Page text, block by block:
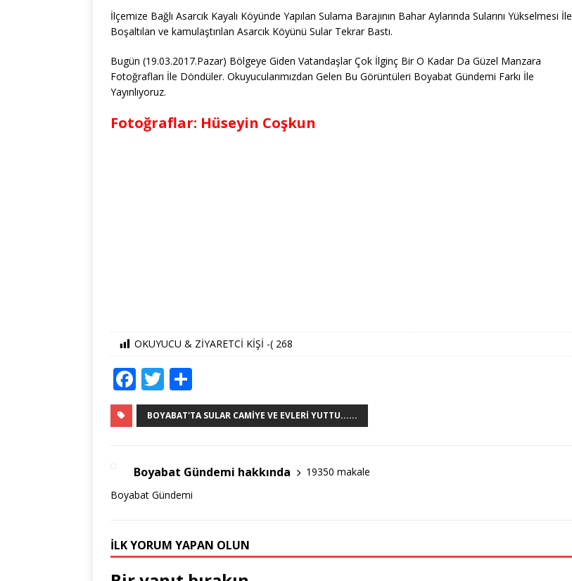
İlçemize Bağlı Asarcık Kayalı Köyünde Yapılan Sulama Barajının Bahar Aylarında Sularını Yükselmesi İle
Boşaltılan ve kamulaştırılan Asarcık Köyünü Sular Tekrar Bastı.
Bugün (19.03.2017.Pazar) Bölgeye Giden Vatandaşlar Çok İlginç Bir O Kadar Da Güzel Manzara
Fotoğrafları İle Döndüler. Okuyucularımızdan Gelen Bu Görüntüleri Boyabat Gündemi Farkı İle
Yayınlıyoruz.
Fotoğraflar: Hüseyin Coşkun
OKUYUCU & ZİYARETCİ KİŞİ -( 268
F
a
c
b
o
k
T
w
it
r
h
ar
BOYABAT'TA SULAR CAMIYE VE EVLERI YUTTU......
Boyabat Gündemi hakkında
19350 makale
Boyabat Gündemi
İLK YORUM YAPAN OLUN